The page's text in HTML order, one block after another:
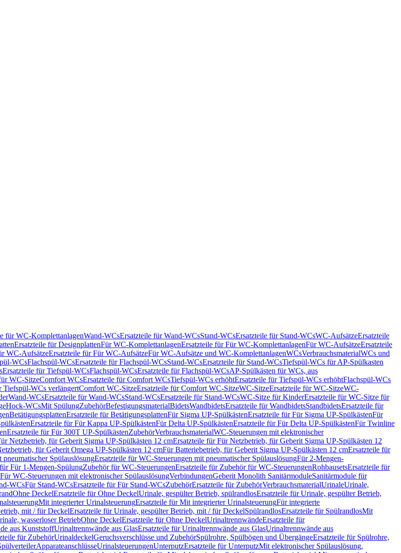
für WC-KomplettanlagenWand-WCsErsatzteile für Wand-WCsStand-WCsErsatzteile für Stand-WCsWC-AufsätzeErsatzteile
Ersatzteile für DesignplattenFür WC-KomplettanlagenErsatzteile für Für WC-KomplettanlagenFür WC-AufsätzeErsatzteile
WC-AufsätzeErsatzteile für Für WC-AufsätzeFür WC-Aufsätze und WC-KomplettanlagenWCsVerbrauchsmaterialWCs und
WCsFlachspül-WCsErsatzteile für Flachspül-WCsStand-WCsErsatzteile für Stand-WCsTiefspül-WCs für AP-Spülkasten
Ersatzteile für Tiefspül-WCsFlachspül-WCsErsatzteile für Flachspül-WCsAP-Spülkästen für WCs, aus
WC-SitzeComfort WCsErsatzteile für Comfort WCsTiefspül-WCs erhöhtErsatzteile für Tiefspül-WCs erhöhtFlachspül-WCs
Tiefspül-WCs verlängertComfort WC-SitzeErsatzteile für Comfort WC-SitzeWC-SitzeErsatzteile für WC-SitzeWC-
Wand-WCsErsatzteile für Wand-WCsStand-WCsErsatzteile für Stand-WCsWC-Sitze für KinderErsatzteile für WC-Sitze für
Hock-WCsMit SpülungZubehörBefestigungsmaterialBidetsWandbidetsErsatzteile für WandbidetsStandbidetsErsatzteile für
BetätigungsplattenErsatzteile für BetätigungsplattenFür Sigma UP-SpülkästenErsatzteile für Für Sigma UP-SpülkästenFür
Ersatzteile für Für Kappa UP-SpülkästenFür Delta UP-SpülkästenErsatzteile für Für Delta UP-SpülkästenFür Twinline
Ersatzteile für Für 300T UP-SpülkästenZubehörVerbrauchsmaterialWC-Steuerungen mit elektronischer
Netzbetrieb, für Geberit Sigma UP-Spülkästen 12 cmErsatzteile für Für Netzbetrieb, für Geberit Sigma UP-Spülkästen 12
für Geberit Omega UP-Spülkästen 12 cmFür Batteriebetrieb, für Geberit Sigma UP-Spülkästen 12 cmErsatzteile für
SpülauslösungErsatzteile für WC-Steuerungen mit pneumatischer SpülauslösungFür 2-Mengen-
Für 1-Mengen-SpülungZubehör für WC-SteuerungenErsatzteile für Zubehör für WC-SteuerungenRohbausetsErsatzteile für
WC-Steuerungen mit elektronischer SpülauslösungVerbindungenGeberit Monolith SanitärmoduleSanitärmodule für
WCsFür Stand-WCsErsatzteile für Für Stand-WCsZubehörErsatzteile für ZubehörVerbrauchsmaterialUrinaleUrinale,
Ohne DeckelErsatzteile für Ohne DeckelUrinale, gespülter Betrieb, spülrandlosErsatzteile für Urinale, gespülter Betrieb,
Mit integrierter UrinalsteuerungErsatzteile für Mit integrierter UrinalsteuerungFür integrierte
mit / für DeckelErsatzteile für Urinale, gespülter Betrieb, mit / für DeckelSpülrandlosErsatzteile für SpülrandlosMit
wasserloser BetriebOhne DeckelErsatzteile für Ohne DeckelUrinaltrennwändeErsatzteile für
aus KunststoffUrinaltrennwände aus GlasErsatzteile für Urinaltrennwände aus GlasUrinaltrennwände aus
für ZubehörUrinaldeckelGeruchsverschlüsse und ZubehörSpülrohre, Spülbögen und ÜbergängeErsatzteile für Spülrohre,
ApparateanschlüsseUrinalsteuerungenUnterputzErsatzteile für UnterputzMit elektronischer Spülauslösung,